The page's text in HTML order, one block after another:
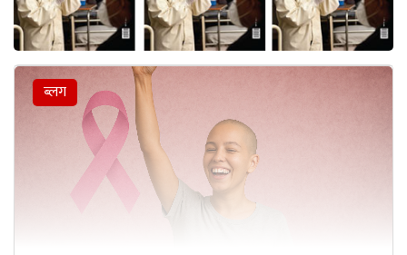
ब्लग